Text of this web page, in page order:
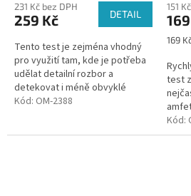
231 Kč bez DPH
259 Kč DETAIL
Tento test je zejména vhodný
pro využití tam, kde je potřeba
udělat detailní rozbor a
detekovat i méně obvyklé
návykové látky ze slin.
Kód: OM-2388
151
169
test
Kód: